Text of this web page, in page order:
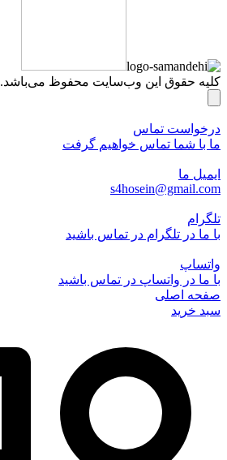
کلیه حقوق این وب‌سایت محفوظ می‌باشد. 2000-2026
درخواست تماس
ما با شما تماس خواهیم گرفت
ایمیل ما
s4hosein@gmail.com
تلگرام
با ما در تلگرام در تماس باشید
واتساپ
با ما در واتساپ در تماس باشید
صفحه اصلی
سبد خرید